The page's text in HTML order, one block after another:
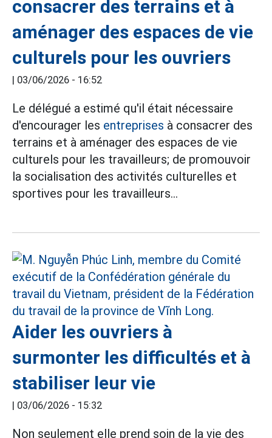
consacrer des terrains et à
aménager des espaces de vie
culturels pour les ouvriers
| 03/06/2026 - 16:52
Le délégué a estimé qu'il était nécessaire
d'encourager les entreprises à consacrer des
terrains et à aménager des espaces de vie
culturels pour les travailleurs; de promouvoir
la socialisation des activités culturelles et
sportives pour les travailleurs...
Aider les ouvriers à
surmonter les difficultés et à
stabiliser leur vie
| 03/06/2026 - 15:32
Non seulement elle prend soin de la vie des